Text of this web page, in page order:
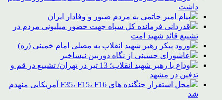
داشت
پیام امیر حاتمی به مردم صبور و وفادار ایران
قدردانی فرمانده کل سپاه جهت حضور میلیونی مردم در
تشییع قائد شهید امت
ورود پیکر رهبر شهید انقلاب به مصلی امام خمینی (ره)
عاشورای حسینی از نگاه دوربین نیساخبر
وداع با رهبر شهید انقلاب؛ 13 تیر در تهران/ تشییع در قم و
تدفین در مشهد
محل استقرار جنگنده های F35، F15، F16 آمریکایی منهدم
شد